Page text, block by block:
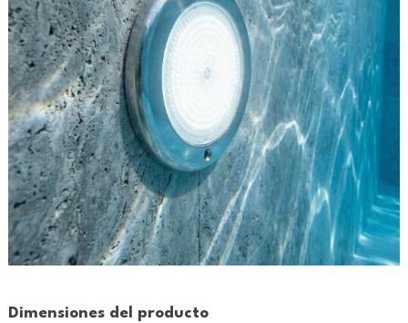
Dimensiones del producto